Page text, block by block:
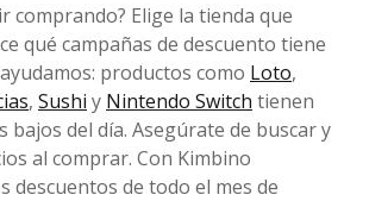
comprando? Elige la tienda que
qué campañas de descuento tiene
productos como Loto,
, Sushi y Nintendo Switch tienen
bajos del día. Asegúrate de buscar y
al comprar. Con Kimbino
descuentos de todo el mes de